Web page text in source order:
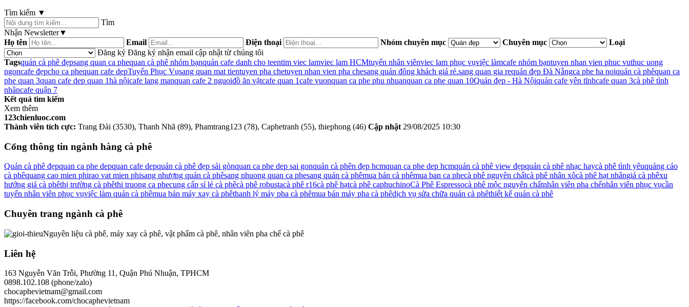
Tìm kiếm ▼
Tìm
Nhận Newsletter▼
Họ tên
Email Điện thoại Nhóm chuyên mục Chuyên mục
Loại
Đăng ký Đăng ký nhận email cập nhật từ chúng tôi
Tagsquán cà phê đẹpsang quan ca phequan cà phê nhóm bạnquán cafe danh cho teentim viec lamviec lam HCMtuyển nhân viênviec lam phục vụviệc làmcafe nhóm bạntuyen nhan vien phuc vuthuc uong
ngoncafe đẹpcho ca phequan cafe depTuyển Phục Vụsang quan mat tientuyen pha chetuyen nhan vien pha chesang quán đông khách giá rẻ.sang quan gia requán đẹp Đà Nẵngca phe ha noiquán cà phêquan ca
phe quan 3quan cafe dep quan 1hà nộicafe lang manquan cafe 2 nguoiđồ ăn vặtcafe quan 1cafe vuonquan ca phe phu nhuanquan ca phe quan 10Quán đẹp - Hà Nộiquán cafe yên tĩnhcafe quan 3cà phê tình
nhâncafe quận 7
Kết quả tìm kiếm
Xem thêm
123chienluoc.com
Thành viên tích cực: Trang Đài (3530), Thanh Nhã (89), Phamtrang123 (78), Caphetranh (55), thiephong (46) Cập nhật 29/08/2025 10:30
Cổng thông tin ngành hàng cà phê
Quán cà phê đẹpquan ca phe depquan cafe depquán cà phê đẹp sải gònquan ca phe dep sai gonquán cà phên đẹp hcmquan ca phe dep hcmquán cà phê view đẹpquán cà phê nhạc haycà phê tình yêuquảng cáo
cà phêquang cao mien phirao vat mien phisang nhượng quán cà phêsang nhuong quan ca phesang quán cà phêmua bán cà phêmua ban ca phecà phê nguyên chấtcà phê nhân xôcà phê hạt nhângiá cà phêxu
hướng giá cà phêthị trường cà phêthi truong ca phecung cấp sỉ lẻ cà phêcà phê robustacà phê r16cà phê hạtcà phê caphuchinoCà Phê Espressocà phê mộc nguyên chấtnhân viên pha chếnhân viên phục vụcần
tuyển nhân viên phục vụviệc làm quán cà phêmua bán máy xay cà phêthanh lý máy pha cà phêmua bán máy pha cà phêdịch vụ sửa chữa quán cà phêthiết kế quán cà phê
Chuyên trang ngành cà phê
Nguyên liệu cà phê, máy xay cà phê, vật phẩm cà phê, nhân viên pha chế cà phê
Liên hệ
163 Nguyễn Văn Trỗi, Phường 11, Quận Phú Nhuận, TPHCM
0898.102.108 (phone/zalo)
chocaphevietnam@gmail.com
https://facebook.com/chocaphevietnam